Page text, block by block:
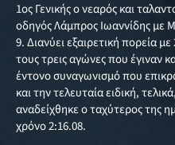
1ος Γενικής ο νεαρός και
οδηγός Λάμπρος Ιωαννίδης με
9. Διανύει εξαιρετική πορεία
τους τρεις αγώνες που έγιναν
έντονο συναγωνισμό που
και την τελευταία ειδική, τελικά,
αναδείχθηκε ο ταχύτερος της
χρόνο 2:16.08.